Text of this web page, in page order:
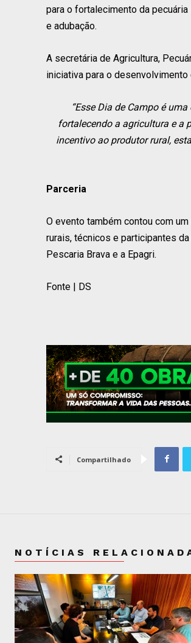
para o fortalecimento da
e adubação.
A secretária de Agricultura,
iniciativa para o
“Esse Dia de Campo é
fortalecendo a agricultura e a
incentivo ao produtor rural,
Parceria
O evento também contou com
rurais, técnicos e participantes
Pescaria Brava e a Epagri.
Fonte | DS
Compartilhado
NOTÍCIAS